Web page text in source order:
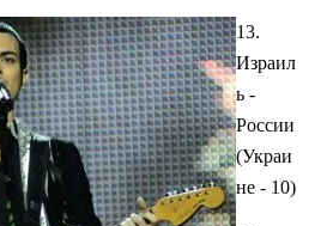
13.
Израил
ь -
России
(Украи
не - 10)